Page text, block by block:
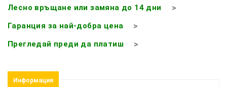
Лесно връщане или замяна до 14 дни
Гаранция за най-добра цена
Прегледай преди да платиш
Информация